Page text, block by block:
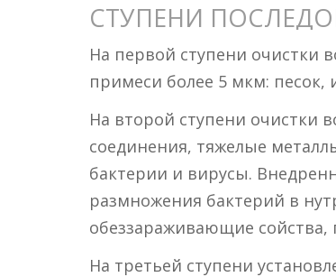
СТУПЕНИ
На первой ступени очистки
примеси более 5 мкм: песок,
На второй ступени очистки
соединения, тяжелые
бактерии и вирусы.
размножения бактерий в
обеззараживающие сойства,
На третьей ступени